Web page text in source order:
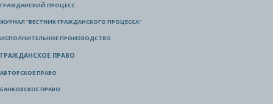
ГРАЖДАНСКИЙ ПРОЦЕСС
ЖУРНАЛ "ВЕСТНИК ГРАЖДАНСКОГО ПРОЦЕССА"
ИСПОЛНИТЕЛЬНОЕ ПРОИЗВОДСТВО
ГРАЖДАНСКОЕ ПРАВО
АВТОРСКОЕ ПРАВО
БАНКОВСКОЕ ПРАВО